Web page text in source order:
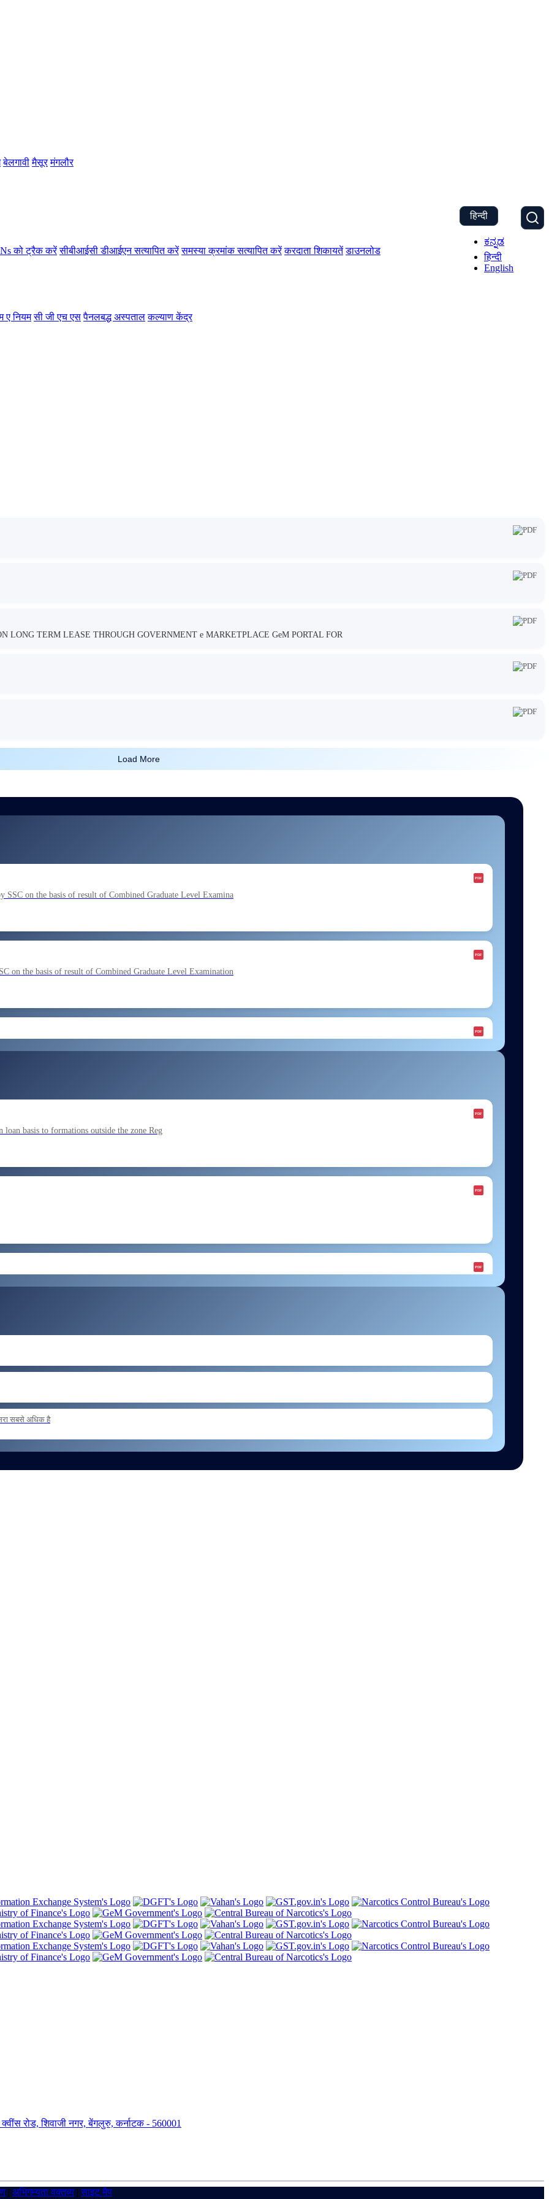
बेलगावी मैसूर मंगलौर
को ट्रैक करें सीबीआईसी डीआईएन सत्यापित करें समस्या क्रमांक सत्यापित करें करदाता शिकायतें डाउनलोड
ए नियम सी जी एच एस पैनलबद्ध अस्पताल कल्याण केंद्र
हिन्दी
ಕನ್ನಡ
हिन्दी
English
LONG TERM LEASE THROUGH GOVERNMENT e MARKETPLACE GeM PORTAL FOR
Load More
on the basis of result of Combined Graduate Level Examina
on the basis of result of Combined Graduate Level Examination
by SSC on the basis of result of CombIned Graduate Level E
on U hRM the basis of result of Combined Graduate Level E
basis to formations outside the zone Reg
POSTING OF INSPECTORS REG
सबसे अधिक है
रोड, शिवाजी नगर, बेंगलुरु, कर्नाटक - 560001
| अभिगम्यता वक्तव्य |साइट मैप